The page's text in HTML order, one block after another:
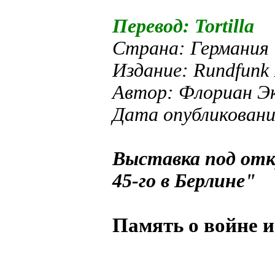
Перевод: Tortilla
Страна: Германия
Издание:
Автор: Флориан
Дата
Выставка под
45-го в Берлине"
Память о войне